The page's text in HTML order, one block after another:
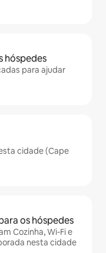
hóspedes
para ajudar
cidade (Cape
os hóspedes
Cozinha, Wi-Fi e
nesta cidade